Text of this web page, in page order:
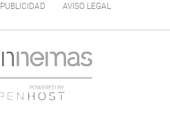
PUBLICIDAD AVISO LEGAL